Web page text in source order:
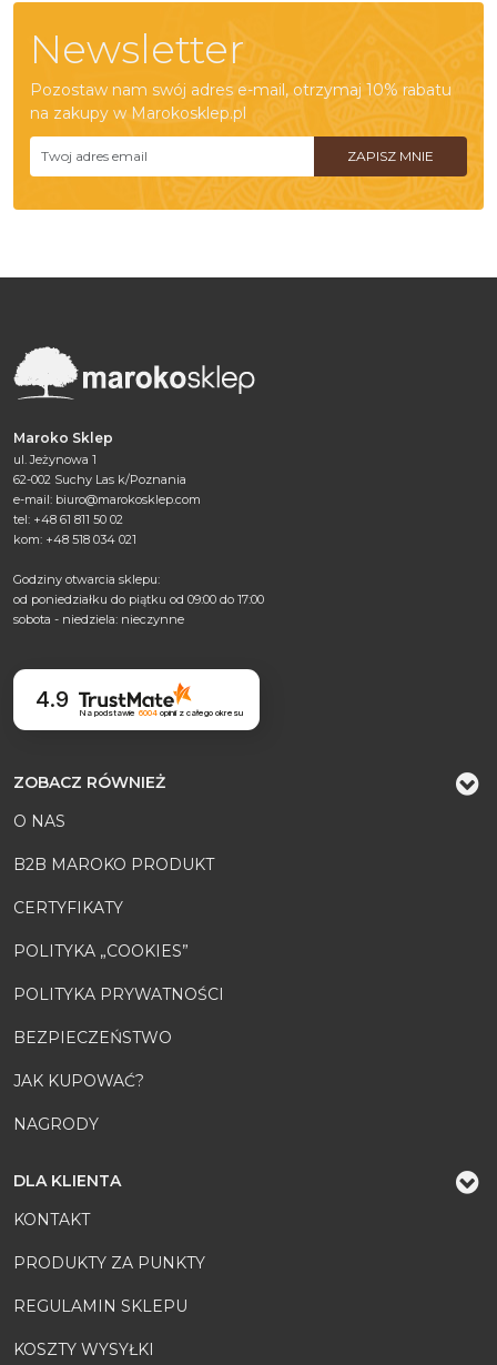
Newsletter
Pozostaw nam swój adres e-mail, otrzymaj 10% rabatu
na zakupy w Marokosklep.pl
Maroko Sklep
ul. Jeżynowa 1
62-002 Suchy Las k/Poznania
e-mail: biuro@marokosklep.com
tel: +48 61 811 50 02
kom: +48 518 034 021
Godziny otwarcia sklepu:
od poniedziałku do piątku od 09:00 do 17:00
sobota - niedziela: nieczynne
4.9
Na podstawie 6004opinii z całego okresu
ZOBACZ RÓWNIEŻ
O NAS
B2B MAROKO PRODUKT
CERTYFIKATY
POLITYKA „COOKIES”
POLITYKA PRYWATNOŚCI
BEZPIECZEŃSTWO
JAK KUPOWAĆ?
NAGRODY
DLA KLIENTA
KONTAKT
PRODUKTY ZA PUNKTY
REGULAMIN SKLEPU
KOSZTY WYSYŁKI